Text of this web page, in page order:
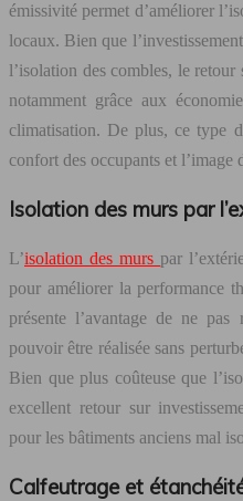
émissivité permet d’améliorer
locaux. Bien que
l’isolation des combles, le retour
notamment grâce aux
climatisation. De plus, ce type
confort des occupants et l’image
Isolation des murs par
L’isolation des murs par
pour améliorer la performance
présente l’avantage de ne
pouvoir être réalisée sans
Bien que plus coûteuse que
excellent retour sur
pour les bâtiments anciens mal
Calfeutrage et